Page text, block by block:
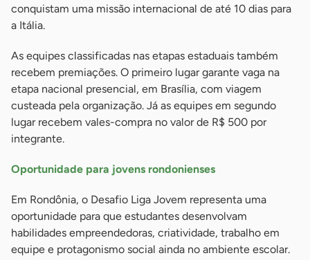
conquistam uma missão internacional de até 10 dias para
a Itália.
As equipes classificadas nas etapas estaduais também
recebem premiações. O primeiro lugar garante vaga na
etapa nacional presencial, em Brasília, com viagem
custeada pela organização. Já as equipes em segundo
lugar recebem vales-compra no valor de R$ 500 por
integrante.
Oportunidade para jovens rondonienses
Em Rondônia, o Desafio Liga Jovem representa uma
oportunidade para que estudantes desenvolvam
habilidades empreendedoras, criatividade, trabalho em
equipe e protagonismo social ainda no ambiente escolar.